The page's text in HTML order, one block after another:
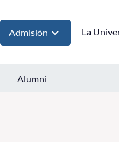
Admisión La
Alumni